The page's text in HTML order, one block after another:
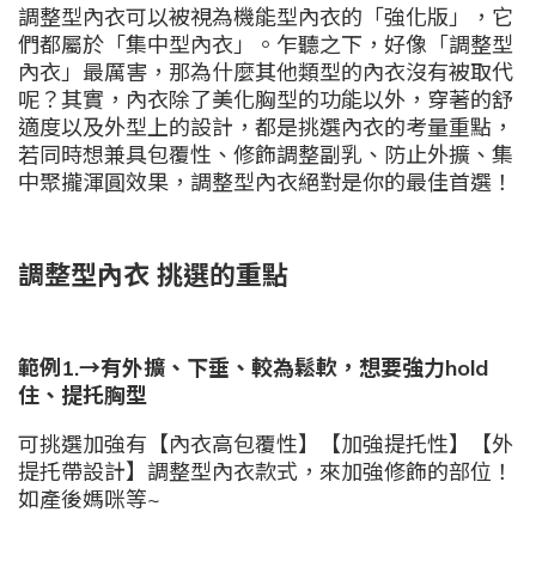
調整型內衣可以被視為機能型內衣的「強化版」，它
們都屬於「集中型內衣」。乍聽之下，好像「調整型
內衣」最厲害，那為什麼其他類型的內衣沒有被取代
呢？其實，內衣除了美化胸型的功能以外，穿著的舒
適度以及外型上的設計，都是挑選內衣的考量重點，
若同時想兼具包覆性、修飾調整副乳、防止外擴、集
中聚攏渾圓效果，調整型內衣絕對是你的最佳首選！
調整型內衣 挑選的重點
範例1.→有外擴、下垂、較為鬆軟，想要強力hold
住、提托胸型
可挑選加強有【內衣高包覆性】【加強提托性】【外
提托帶設計】調整型內衣款式，來加強修飾的部位！
如產後媽咪等~